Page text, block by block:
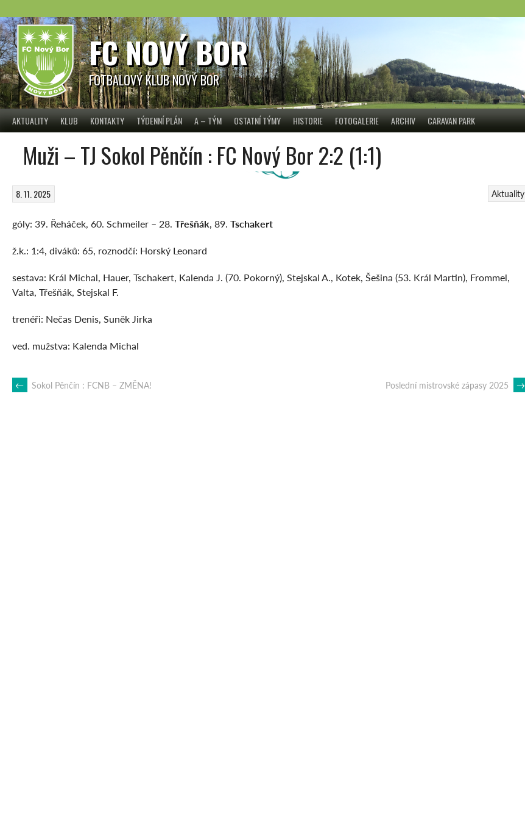
to
content
FC NOVÝ BOR
FOTBALOVÝ KLUB NOVÝ BOR
AKTUALITY KLUB KONTAKTY TÝDENNÍ PLÁN A – TÝM OSTATNÍ TÝMY HISTORIE FOTOGALERIE ARCHIV CARAVAN PARK
Muži – TJ Sokol Pěnčín : FC Nový Bor 2:2 (1:1)
Aktuality
8. 11. 2025
góly: 39. Řeháček, 60. Schmeiler – 28. Třešňák , 89. Tschakert
ž.k.: 1:4, diváků: 65, roznodčí: Horský Leonard
sestava: Král Michal, Hauer, Tschakert, Kalenda J. (70. Pokorný), Stejskal A., Kotek, Šešina (53. Král Martin), Frommel,
Valta, Třešňák, Stejskal F.
trenéři: Nečas Denis, Suněk Jirka
ved. mužstva: Kalenda Michal
POST
← Sokol Pěnčín : FCNB – ZMĚNA! Poslední mistrovské zápasy 2025 →